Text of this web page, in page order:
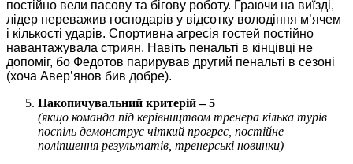
постійно вели пасову та бігову роботу. Граючи на виїзді,
лідер переважив господарів у відсотку володіння м’ячем
і кількості ударів. Спортивна агресія гостей постійно
навантажувала стриян. Навіть пенальті в кінцівці не
допоміг, бо Федотов парирував другий пенальті в сезоні
(хоча Авер’янов бив добре).
Накопичувальний критерій – 5
(якщо команда під керівництвом тренера кілька турів
поспіль демонструє чіткий прогрес, постійне
поліпшення результатів, тренерські новинки)